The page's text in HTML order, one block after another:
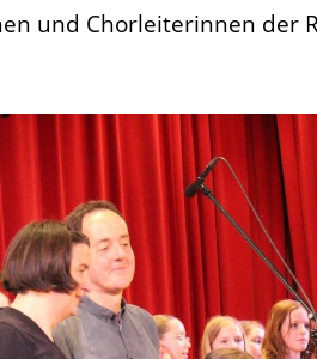
und Chorleiterinnen der